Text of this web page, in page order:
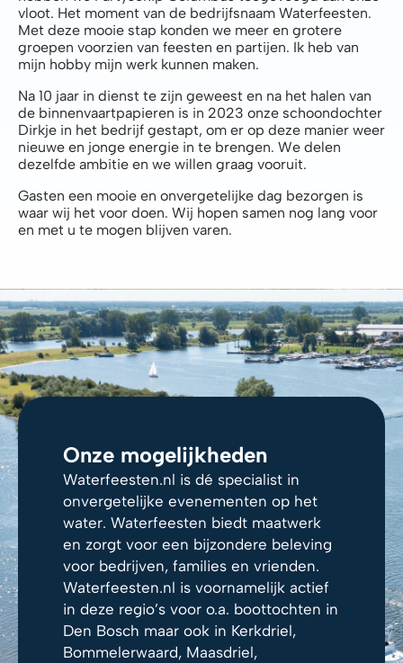
vloot. Het moment van de bedrijfsnaam Waterfeesten.
Met deze mooie stap konden we meer en grotere
groepen voorzien van feesten en partijen. Ik heb van
mijn hobby mijn werk kunnen maken.
Na 10 jaar in dienst te zijn geweest en na het halen van
de binnenvaartpapieren is in 2023 onze schoondochter
Dirkje in het bedrijf gestapt, om er op deze manier weer
nieuwe en jonge energie in te brengen. We delen
dezelfde ambitie en we willen graag vooruit.
Gasten een mooie en onvergetelijke dag bezorgen is
waar wij het voor doen. Wij hopen samen nog lang voor
en met u te mogen blijven varen.
Onze mogelijkheden
Waterfeesten.nl is dé specialist in
onvergetelijke evenementen op het
water. Waterfeesten biedt maatwerk
en zorgt voor een bijzondere beleving
voor bedrijven, families en vrienden.
Waterfeesten.nl is voornamelijk actief
in deze regio’s voor o.a. boottochten in
Den Bosch maar ook in Kerkdriel,
Bommelerwaard, Maasdriel,